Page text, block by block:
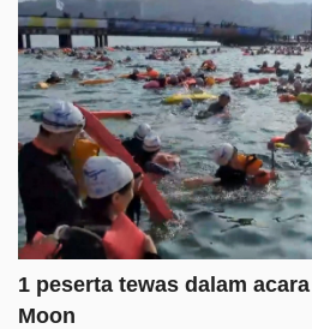
1 peserta tewas dalam
Moon